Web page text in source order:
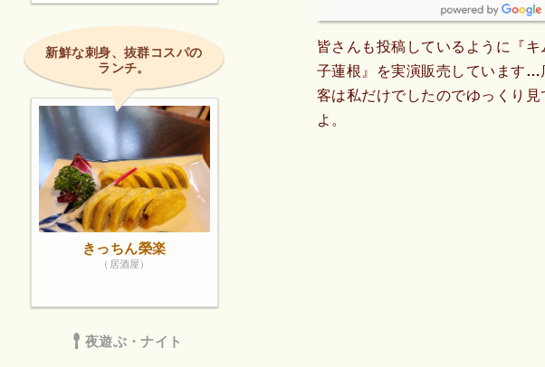
皆さんも投稿しているように『
子蓮根』を実演販売しています
客は私だけでしたのでゆっくり
よ。
新鮮な刺身、抜群コスパの
ランチ。
きっちん榮楽
（居酒屋）
夜遊ぶ・ナイト